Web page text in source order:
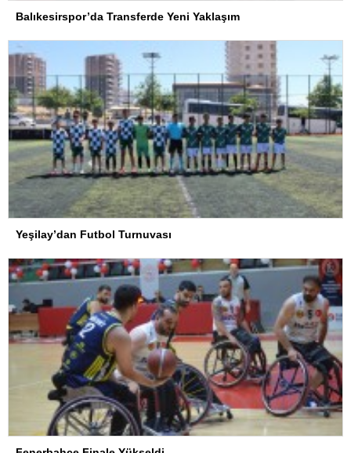
Balıkesirspor’da Transferde Yeni Yaklaşım
Yeşilay’dan Futbol Turnuvası